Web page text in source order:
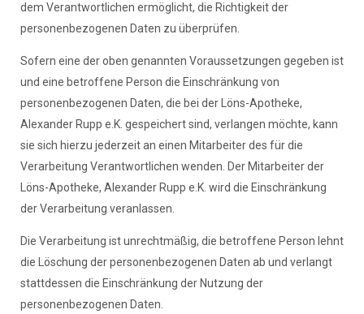
dem Verantwortlichen ermöglicht, die Richtigkeit der
personenbezogenen Daten zu überprüfen.
Sofern eine der oben genannten Voraussetzungen gegeben ist
und eine betroffene Person die Einschränkung von
personenbezogenen Daten, die bei der Löns-Apotheke,
Alexander Rupp e.K. gespeichert sind, verlangen möchte, kann
sie sich hierzu jederzeit an einen Mitarbeiter des für die
Verarbeitung Verantwortlichen wenden. Der Mitarbeiter der
Löns-Apotheke, Alexander Rupp e.K. wird die Einschränkung
der Verarbeitung veranlassen.
Die Verarbeitung ist unrechtmäßig, die betroffene Person lehnt
die Löschung der personenbezogenen Daten ab und verlangt
stattdessen die Einschränkung der Nutzung der
personenbezogenen Daten.